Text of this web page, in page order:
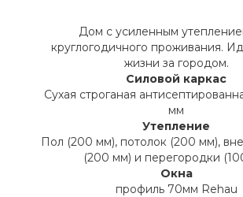
Дом с усиленным
круглогодичного проживания.
жизни за городом.
Силовой каркас
Сухая строганая
мм
Утепление
Пол (200 мм), потолок (200 мм),
(200 мм) и перегородки
Окна
профиль 70мм Rehau